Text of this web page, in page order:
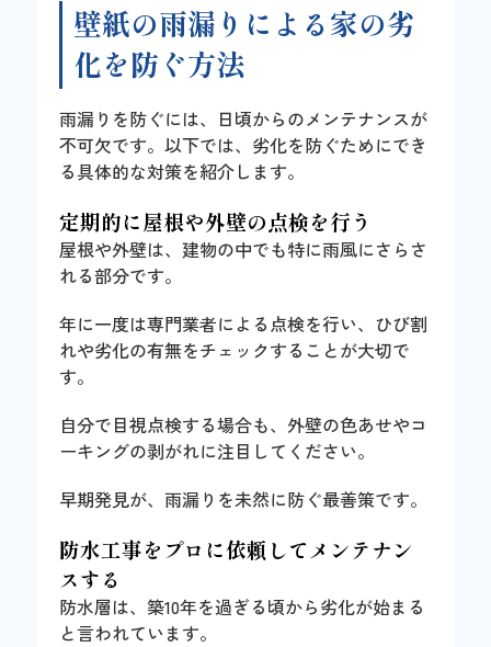
壁紙の雨漏りによる家の劣
化を防ぐ方法
雨漏りを防ぐには、日頃からのメンテナンスが
不可欠です。以下では、劣化を防ぐためにでき
る具体的な対策を紹介します。
定期的に屋根や外壁の点検を行う
屋根や外壁は、建物の中でも特に雨風にさらさ
れる部分です。
年に一度は専門業者による点検を行い、ひび割
れや劣化の有無をチェックすることが大切で
す。
自分で目視点検する場合も、外壁の色あせやコ
ーキングの剥がれに注目してください。
早期発見が、雨漏りを未然に防ぐ最善策です。
防水工事をプロに依頼してメンテナン
スする
防水層は、築10年を過ぎる頃から劣化が始まる
と言われています。